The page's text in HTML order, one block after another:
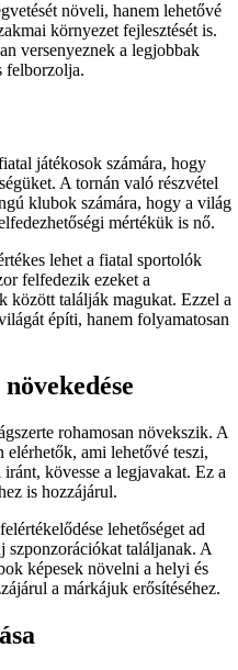
növeli, hanem lehetővé
környezet fejlesztését is.
versenyeznek a legjobbak
felborzolja.
játékosok számára, hogy
A tornán való részvétel
klubok számára, hogy a világ
mértékük is nő.
lehet a fiatal sportolók
felfedezik ezeket a
között találják magukat. Ezzel a
építi, hanem folyamatosan
rohamosan növekszik. A
elérhetők, ami lehetővé teszi,
kövesse a legjavakat. Ez a
is hozzájárul.
lehetőséget ad
szponzorációkat találjanak. A
képesek növelni a helyi és
a márkájuk erősítéséhez.